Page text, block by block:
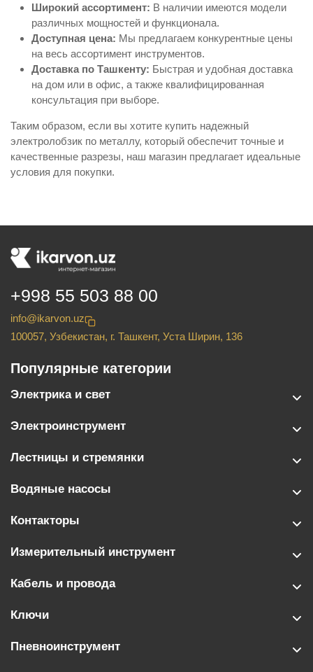
Широкий ассортимент: В наличии имеются модели
различных мощностей и функционала.
Доступная цена: Мы предлагаем конкурентные цены
на весь ассортимент инструментов.
Доставка по Ташкенту: Быстрая и удобная доставка
на дом или в офис, а также квалифицированная
консультация при выборе.
Таким образом, если вы хотите купить надежный
электролобзик по металлу, который обеспечит точные и
качественные разрезы, наш магазин предлагает идеальные
условия для покупки.
+998 55 503 88 00
info@ikarvon.uz
100057, Узбекистан, г. Ташкент, Уста Ширин, 136
Популярные категории
Электрика и свет
Электроинструмент
Лестницы и стремянки
Водяные насосы
Контакторы
Измерительный инструмент
Кабель и провода
Ключи
Пневноинструмент